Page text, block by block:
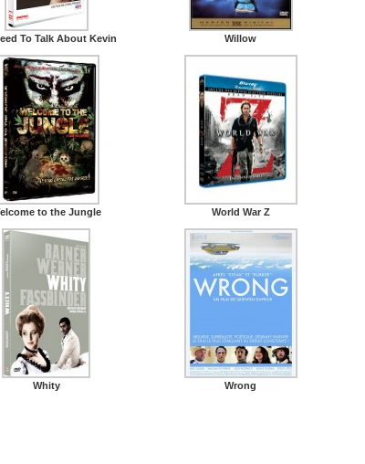
To Talk About Kevin
to the Jungle
Whity
Willow
World War Z
Wrong